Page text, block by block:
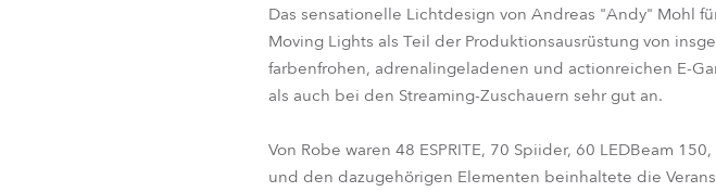
Das sensationelle Lichtdesign von Andreas "Andy" Mohl
Moving Lights als Teil der Produktionsausrüstung von
farbenfrohen, adrenalingeladenen und actionreichen E-
als auch bei den Streaming-Zuschauern sehr gut an.
Von Robe waren 48 ESPRITE, 70 Spiider, 60 LEDBeam
und den dazugehörigen Elementen beinhaltete die